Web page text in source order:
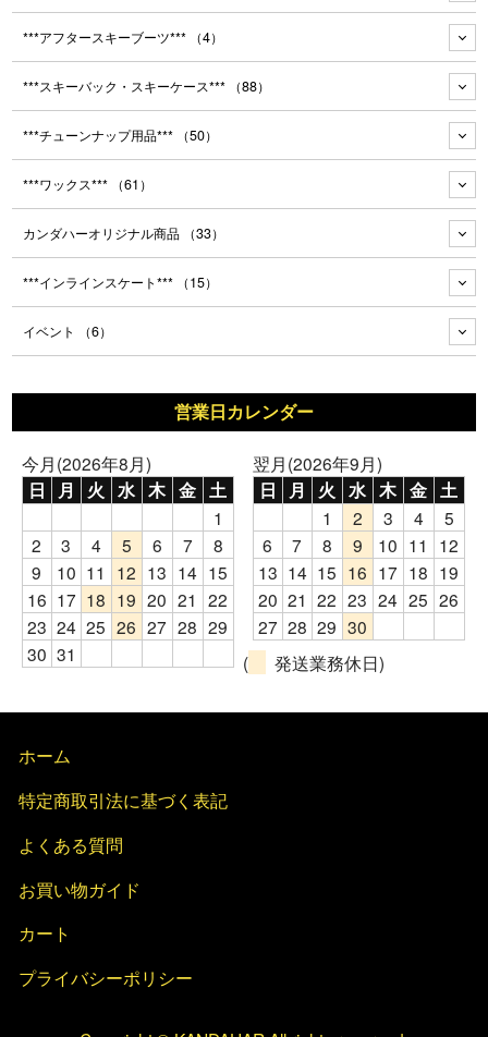
***アフタースキーブーツ*** （4）
***スキーバック・スキーケース*** （88）
***チューンナップ用品*** （50）
***ワックス*** （61）
カンダハーオリジナル商品 （33）
***インラインスケート*** （15）
イベント （6）
営業日カレンダー
今月(2026年8月)
日 月 火 水 木 金 土
1
2
3 4 5 6 7
8
9
10 11 12 13 14 15
16 17 18 19 20 21 22
23 24 25 26 27 28 29
30 31
翌月(2026年9月)
日 月 火 水 木 金 土
1 2 3 4
5
6
7 8 9 10 11
12
13 14 15 16 17 18 19
20 21 22 23 24 25 26
27 28 29 30
(
発送業務休日)
ホーム
特定商取引法に基づく表記
よくある質問
お買い物ガイド
カート
プライバシーポリシー